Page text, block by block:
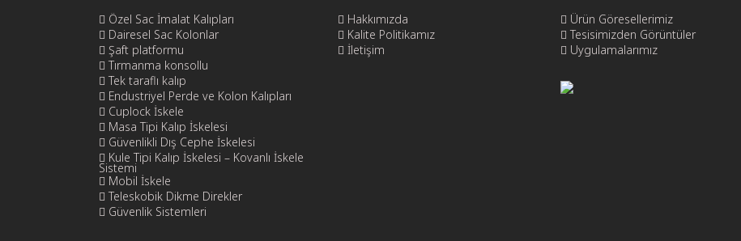
Özel Sac İmalat Kalıpları
Dairesel Sac Kolonlar
Şaft platformu
Tırmanma konsollu
Tek taraflı kalıp
Endustriyel Perde ve Kolon Kalıpları
Cuplock İskele
Masa Tipi Kalıp İskelesi
Güvenlikli Dış Cephe İskelesi
Kule Tipi Kalıp İskelesi – Kovanlı İskele
Sistemi
Mobil İskele
Teleskobik Dikme Direkler
Güvenlik Sistemleri
Hakkımızda
Kalite Politikamız
İletişim
Ürün Göresellerimiz
Tesisimizden Görüntüler
Uygulamalarımız